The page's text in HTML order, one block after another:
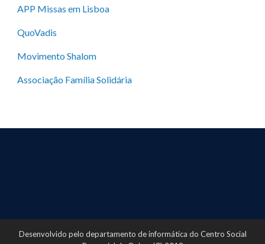
APP Missas em Lisboa
QuoVadis
Movimento Shalom
Associação Família Solidária
Desenvolvido pelo departamento de informática do Centro Social